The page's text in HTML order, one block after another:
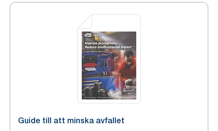
Guide till att minska avfallet